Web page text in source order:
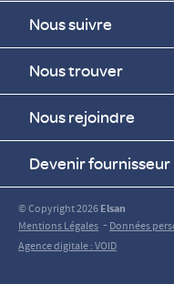
Nous suivre
Nous trouver
Nous rejoindre
Devenir fournisseur
© Copyright 2026Elsan
Mentions Légales -Données
Agence digitale : VOID